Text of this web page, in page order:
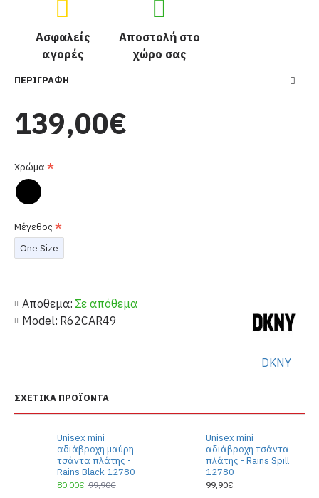
Ασφαλείς
αγορές
Αποστολή στο
χώρο σας
ΠΕΡΙΓΡΑΦΉ
Αποθεμα: Σε απόθεμα
Model: R62CAR49
DKNY
139,00€
Χρώμα
Μέγεθος
One Size
ΣΧΕΤΙΚΆ ΠΡΟΪΌΝΤΑ
Unisex mini
αδιάβροχη μαύρη
τσάντα πλάτης -
Rains Black 12780
80,00€ 99,90€
Unisex mini
αδιάβροχη τσάντα
πλάτης - Rains Spill
12780
99,90€